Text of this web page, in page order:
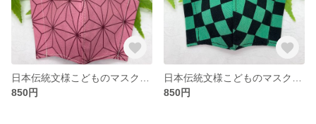
850円
850円